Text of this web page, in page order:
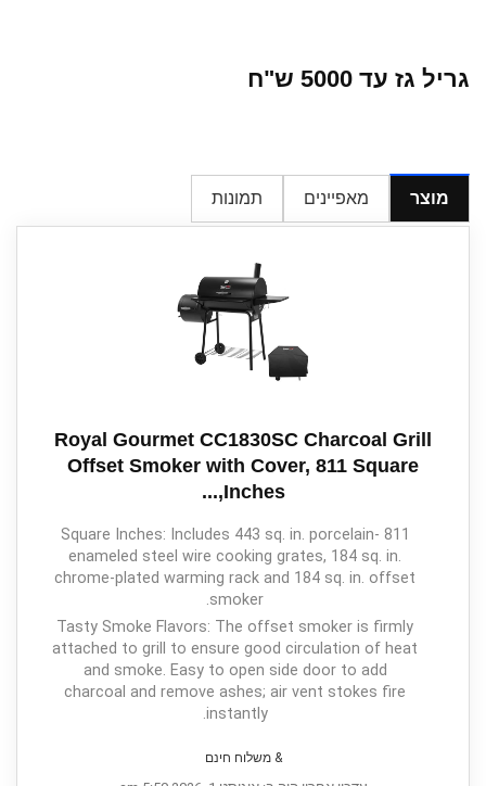
גריל גז עד 5000 ש"ח
מוצר מאפיינים תמונות
Royal Gourmet CC1830SC Charcoal Grill
Offset Smoker with Cover, 811 Square
Inches,...
811 Square Inches: Includes 443 sq. in. porcelain-
enameled steel wire cooking grates, 184 sq. in.
chrome-plated warming rack and 184 sq. in. offset
smoker.
Tasty Smoke Flavors: The offset smoker is firmly
attached to grill to ensure good circulation of heat
and smoke. Easy to open side door to add
charcoal and remove ashes; air vent stokes fire
instantly.
& משלוח חינם